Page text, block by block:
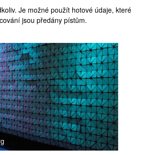
Je možné použít hotové údaje, které
jsou předány pístům.